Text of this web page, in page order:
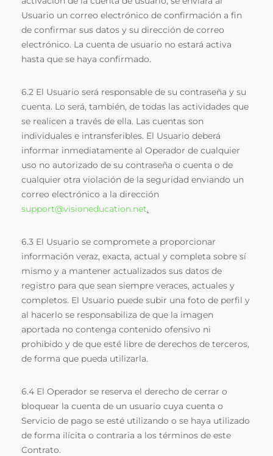
Usuario un correo electrónico de confirmación a fin
de confirmar sus datos y su dirección de correo
electrónico. La cuenta de usuario no estará activa
hasta que se haya confirmado.
6.2 El Usuario será responsable de su contraseña y su
cuenta. Lo será, también, de todas las actividades que
se realicen a través de ella. Las cuentas son
individuales e intransferibles. El Usuario deberá
informar inmediatamente al Operador de cualquier
uso no autorizado de su contraseña o cuenta o de
cualquier otra violación de la seguridad enviando un
correo electrónico a la dirección
support@visioneducation.net.
6.3 El Usuario se compromete a proporcionar
información veraz, exacta, actual y completa sobre sí
mismo y a mantener actualizados sus datos de
registro para que sean siempre veraces, actuales y
completos. El Usuario puede subir una foto de perfil y
al hacerlo se responsabiliza de que la imagen
aportada no contenga contenido ofensivo ni
prohibido y de que esté libre de derechos de terceros,
de forma que pueda utilizarla.
6.4 El Operador se reserva el derecho de cerrar o
bloquear la cuenta de un usuario cuya cuenta o
Servicio de pago se esté utilizando o se haya utilizado
de forma ilícita o contraria a los términos de este
Contrato.